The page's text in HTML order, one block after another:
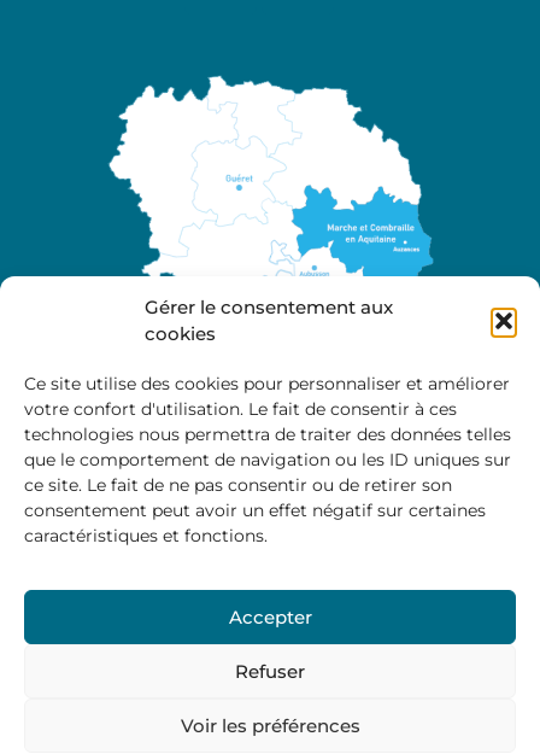
Gérer le consentement aux
cookies
Ce site utilise des cookies pour personnaliser et améliorer
votre confort d'utilisation. Le fait de consentir à ces
technologies nous permettra de traiter des données telles
que le comportement de navigation ou les ID uniques sur
ce site. Le fait de ne pas consentir ou de retirer son
consentement peut avoir un effet négatif sur certaines
caractéristiques et fonctions.
Accepter
Refuser
Voir les préférences
A propos
Site officiel de la Communauté de Communes
Marche et Combraille en Aquitaine
Horaires d’ouverture :
9:00 – 12:00 / 14:00 – 17:00
Vendredi: 9:00 – 12:00
Mentions Légales–Politique des cookies